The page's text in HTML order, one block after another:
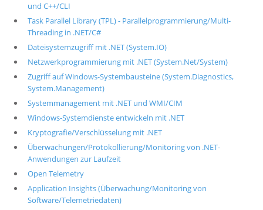
und C++/CLI
Task Parallel Library (TPL) - Parallelprogrammierung/Multi-
Threading in .NET/C#
Dateisystemzugriff mit .NET (System.IO)
Netzwerkprogrammierung mit .NET (System.Net/System)
Zugriff auf Windows-Systembausteine (System.Diagnostics,
System.Management)
Systemmanagement mit .NET und WMI/CIM
Windows-Systemdienste entwickeln mit .NET
Kryptografie/Verschlüsselung mit .NET
Überwachungen/Protokollierung/Monitoring von .NET-
Anwendungen zur Laufzeit
Open Telemetry
Application Insights (Überwachung/Monitoring von
Software/Telemetriedaten)